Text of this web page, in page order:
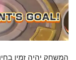
המשחק יהיה זמין